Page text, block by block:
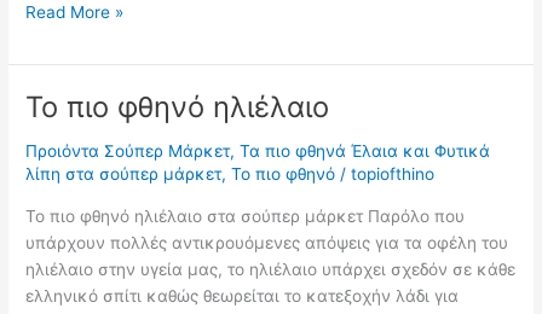
Το
φθηνό
εξαιρετικό
παρθένο
ελαιόλαδο
Read More »
Το πιο φθηνό ηλιέλαιο
Προιόντα Σούπερ Μάρκετ,Τα πιο φθηνά Έλαια και Φυτικά
λίπη στα σούπερ μάρκετ,Το πιο φθηνό /topiofthino
Το πιο φθηνό ηλιέλαιο στα σούπερ μάρκετ Παρόλο που
υπάρχουν πολλές αντικρουόμενες απόψεις για τα οφέλη του
ηλιέλαιο στην υγεία μας, το ηλιέλαιο υπάρχει σχεδόν σε κάθε
ελληνικό σπίτι καθώς θεωρείται το κατεξοχήν λάδι για